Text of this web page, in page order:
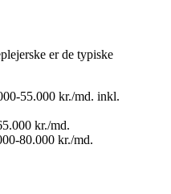
er de typiske
55.000 kr./md. inkl.
kr./md.
80.000 kr./md.